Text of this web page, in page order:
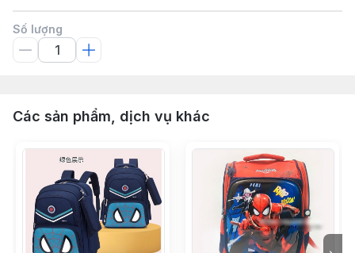
Số lượng
Các sản phẩm, dịch vụ khác